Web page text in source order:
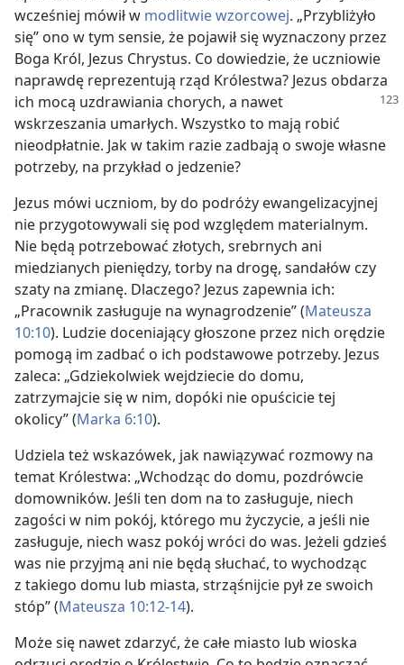
wcześniej mówił w modlitwie wzorcowej. „Przybliżyło
się” ono w tym sensie, że pojawił się wyznaczony przez
Boga Król, Jezus Chrystus. Co dowiedzie, że uczniowie
naprawdę reprezentują rząd Królestwa? Jezus obdarza
ich mocą uzdrawiania chorych, a nawet
wskrzeszania umarłych. Wszystko to mają robić
nieodpłatnie. Jak w takim razie zadbają o swoje własne
potrzeby, na przykład o jedzenie?
Jezus mówi uczniom, by do podróży ewangelizacyjnej
nie przygotowywali się pod względem materialnym.
Nie będą potrzebować złotych, srebrnych ani
miedzianych pieniędzy, torby na drogę, sandałów czy
szaty na zmianę. Dlaczego? Jezus zapewnia ich:
„Pracownik zasługuje na wynagrodzenie” (Mateusza
10:10). Ludzie doceniający głoszone przez nich orędzie
pomogą im zadbać o ich podstawowe potrzeby. Jezus
zaleca: „Gdziekolwiek wejdziecie do domu,
zatrzymajcie się w nim, dopóki nie opuścicie tej
okolicy” (Marka 6:10).
Udziela też wskazówek, jak nawiązywać rozmowy na
temat Królestwa: „Wchodząc do domu, pozdrówcie
domowników. Jeśli ten dom na to zasługuje, niech
zagości w nim pokój, którego mu życzycie, a jeśli nie
zasługuje, niech wasz pokój wróci do was. Jeżeli gdzieś
was nie przyjmą ani nie będą słuchać, to wychodząc
z takiego domu lub miasta, strząśnijcie pył ze swoich
stóp” (Mateusza 10:12-14).
Może się nawet zdarzyć, że całe miasto lub wioska